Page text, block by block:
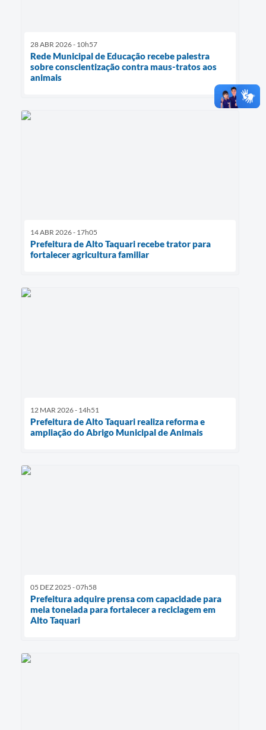
28 ABR 2026 - 10h57
Rede Municipal de Educação recebe palestra
sobre conscientização contra maus-tratos aos
animais
14 ABR 2026 - 17h05
Prefeitura de Alto Taquari recebe trator para
fortalecer agricultura familiar
12 MAR 2026 - 14h51
Prefeitura de Alto Taquari realiza reforma e
ampliação do Abrigo Municipal de Animais
05 DEZ 2025 - 07h58
Prefeitura adquire prensa com capacidade para
meia tonelada para fortalecer a reciclagem em
Alto Taquari